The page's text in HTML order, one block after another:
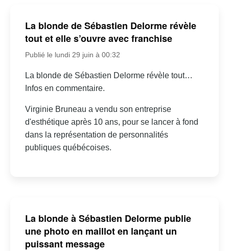
La blonde de Sébastien Delorme révèle
tout et elle s’ouvre avec franchise
Publié le lundi 29 juin à 00:32
La blonde de Sébastien Delorme révèle tout…
Infos en commentaire.
Virginie Bruneau a vendu son entreprise
d'esthétique après 10 ans, pour se lancer à fond
dans la représentation de personnalités
publiques québécoises.
La blonde à Sébastien Delorme publie
une photo en maillot en lançant un
puissant message